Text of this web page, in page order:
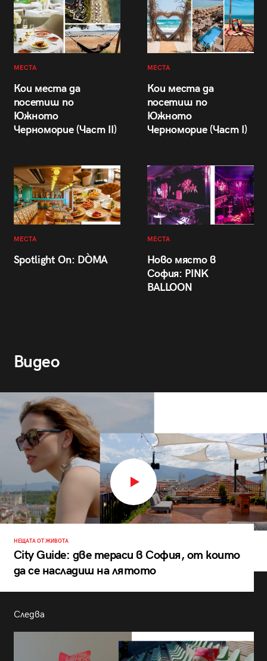
МЕСТА
Кои места да
посетиш по
Южното
Черноморие (Част II)
МЕСТА
Кои места да
посетиш по
Южното
Черноморие (Част I)
МЕСТА
Spotlight On: DÒMA
МЕСТА
Ново място в
София: PINK
BALLOON
Видео
НЕЩАТА ОТ ЖИВОТА
City Guide: две тераси в София, от които
да се насладиш на лятото
Следва